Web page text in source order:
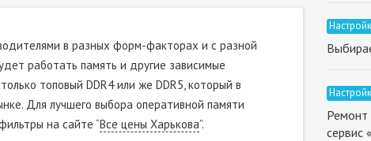
в разных форм-факторах и с разной
работать память и другие зависимые
топовый DDR4 или же DDR5, который в
Для лучшего выбора оперативной памяти
на сайте “Все цены Харькова”.
Ремонт
сервис